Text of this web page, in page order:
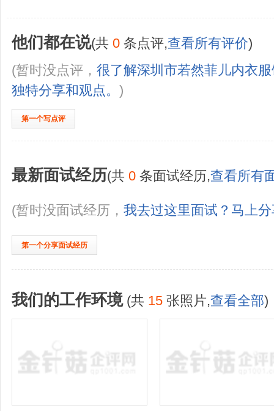
他们都在说(共 0 条点评,查看所有评价)
(暂时没点评， 很了解深圳市若然菲儿内衣
独特分享和观点。 )
第一个写点评
最新面试经历(共 0 条面试经历,查看所有
(暂时没面试经历， 我去过这里面试？马上
第一个分享面试经历
我们的工作环境(共 15 张照片,查看全部)